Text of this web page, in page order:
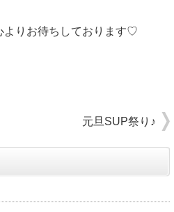
よりお待ちしております♡
元旦SUP祭り♪